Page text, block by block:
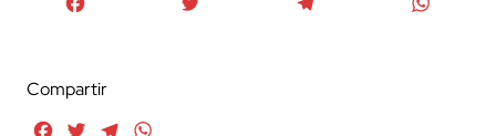
Compartir
FacebookTwitterTelegram